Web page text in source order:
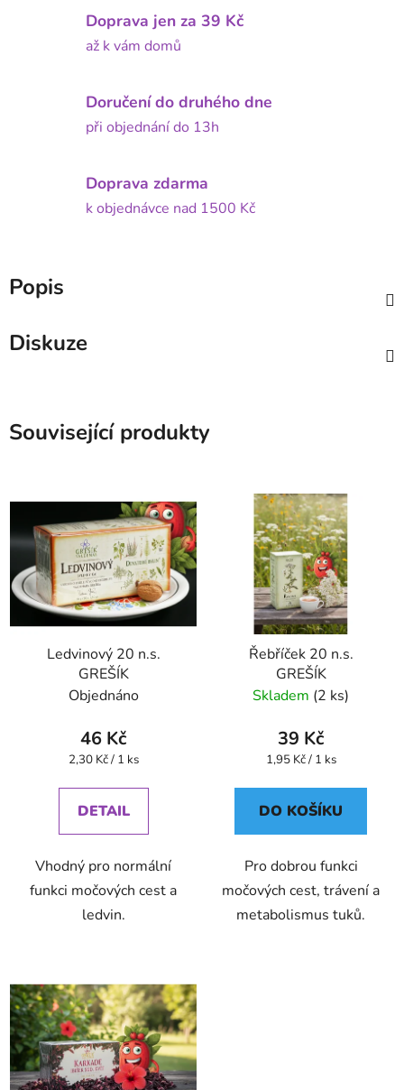
Doprava jen za 39 Kč
až k vám domů
Doručení do druhého dne
při objednání do 13h
Doprava zdarma
k objednávce nad 1500 Kč
Popis
Diskuze
Související produkty
Ledvinový 20 n.s.
GREŠÍK
Objednáno
46 Kč
Měrná
2,30 Kč / 1 ks
DETAIL
Vhodný pro normální
funkci močových cest a
ledvin.
Řebříček 20 n.s.
GREŠÍK
Skladem (2 ks)
39 Kč
Měrná
1,95 Kč / 1 ks
DO KOŠÍKU
Pro dobrou funkci
močových cest, trávení a
metabolismus tuků.